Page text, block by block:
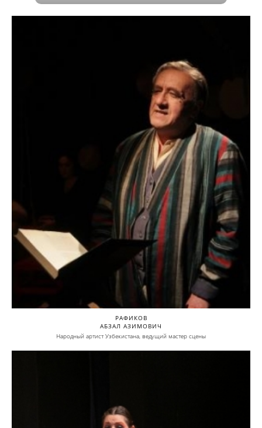
РАФИКОВ
АБЗАЛ АЗИМОВИЧ
Народный артист Узбекистана, ведущий мастер сцены